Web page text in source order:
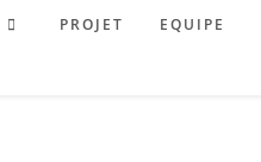
PROJET EQUIPE